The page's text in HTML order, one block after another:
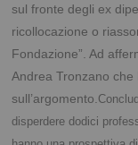
sul fronte degli ex
ricollocazione o
Fondazione”. Ad
Andrea Tronzano
sull’argomento.
disperdere dodici